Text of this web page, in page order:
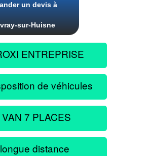
un devis à
sur-Huisne
ENTREPRISE
de véhicules
7 PLACES
distance